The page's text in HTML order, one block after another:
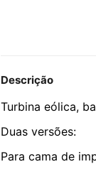
Descrição
Turbina eólica,
Duas versões:
Para cama de